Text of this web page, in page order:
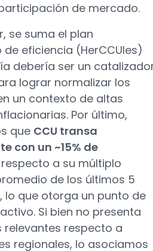
de mercado.
se suma el plan
eficiencia (HerCCUles)
debería ser un
lograr normalizar los
un contexto de altas
Por último,
que CCU transa
con un ~15% de
respecto a su múltiplo
de los últimos 5
lo que otorga un punto de
Si bien no presenta
relevantes respecto a
regionales, lo asociamos